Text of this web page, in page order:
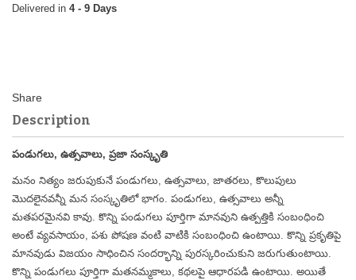
4 - 9 Days
Description
పండుగలు, ఉత్సవాలు, ప్రజా సంస్కృతి
మనం నిత్యం జరుపుకునే పండుగలు, ఉత్సవాలు, జాతరలు, కొలుపులు
మొదలైనవన్నీ మన సంస్కృతిలో భాగం. పండుగలు, ఉత్సవాలు అన్నీ
మతపరమైనవి కావు. కొన్ని పండుగలు పూర్తిగా మానవుని ఉత్పత్తికి సంబంధించి
అంటే వ్యవసాయం, పశు పోషణ వంటి వాటికి సంబంధించి ఉంటాయి. కొన్ని ప్రకృతిపై
మానవుడు విజయం సాధించిన సందర్భాన్ని పురస్కరించుకుని జరుగుతుంటాయి.
కొన్ని పండుగలు పూర్తిగా మతనమ్మకాలు, కథలపై ఆధారపడి ఉంటాయి. అయితే